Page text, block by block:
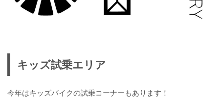
キッズ試乗エリア
今年はキッズバイクの試乗コーナーもあります！